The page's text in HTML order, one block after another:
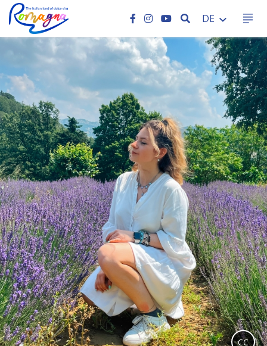
SEARCH
DE
CC